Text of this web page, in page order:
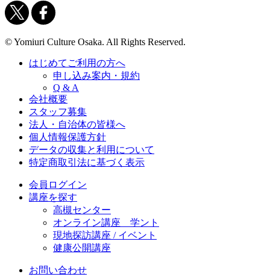
© Yomiuri Culture Osaka. All Rights Reserved.
はじめてご利用の方へ
申し込み案内・規約
Q & A
会社概要
スタッフ募集
法人・自治体の皆様へ
個人情報保護方針
データの収集と利用について
特定商取引法に基づく表示
会員ログイン
講座を探す
高槻センター
オンライン講座 学ント
現地探訪講座 / イベント
健康公開講座
お問い合わせ